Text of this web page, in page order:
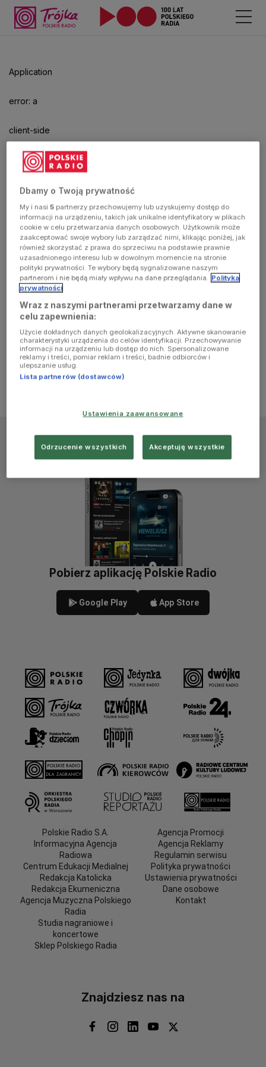
Application
error: a
client-side
exception
has
occurred
(see the
browser
console for
more
information)
Pobierz aplikację Polskie Radio
Google Play App Store
Polskie Radio S.A.
Informacyjna Agencja
Radiowa
Centrum Edukacji Medialnej
Redakcja Katolicka
Redakcja Ekumeniczna
Agencja Muzyczna Polskiego
Radia
Studia nagraniowe i
koncertowe
Sklep Polskiego Radia
Agencja Promocji
Agencja Reklamy
Regulamin serwisu
Polityka prywatności
Ustawienia prywatności
Dane osobowe
Kontakt
Znajdziesz nas na
Dbamy o Twoją prywatność
My i nasi5 partnerzy przechowujemy lub uzyskujemy dostęp do
informacji na urządzeniu, takich jak unikalne identyfikatory w plikach
cookie w celu przetwarzania danych osobowych. Użytkownik może
zaakceptować swoje wybory lub zarządzać nimi, klikając poniżej, jak
również skorzystać z prawa do sprzeciwu na podstawie prawnie
uzasadnionego interesu lub w dowolnym momencie na stronie
polityki prywatności. Te wybory będą sygnalizowane naszym
partnerom i nie będą miały wpływu na dane przeglądania. Polityka
prywatności
Wraz z naszymi partnerami przetwarzamy dane w
celu zapewnienia:
Użycie dokładnych danych geolokalizacyjnych. Aktywne skanowanie
charakterystyki urządzenia do celów identyfikacji. Przechowywanie
informacji na urządzeniu lub dostęp do nich. Spersonalizowane
reklamy i treści, pomiar reklam i treści, badnie odbiorców i
ulepszanie usług.
Lista partnerów (dostawców)
Ustawienia zaawansowane
Odrzucenie wszystkich Akceptuję wszystkie